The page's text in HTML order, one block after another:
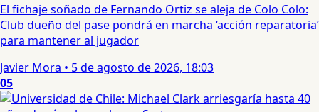
El fichaje soñado de Fernando Ortiz se aleja de Colo Colo:
Club dueño del pase pondrá en marcha ‘acción reparatoria’
para mantener al jugador
Javier Mora • 5 de agosto de 2026, 18:03
05